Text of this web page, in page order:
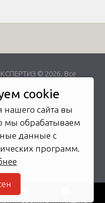
© 2026. Все
"Федерация
cookie
сайта вы
мы обрабатываем
данные с
программ.